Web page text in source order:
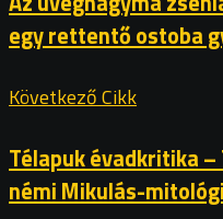
egy rettentő ostoba
Következő Cikk
Télapuk évadkritika
némi Mikulás-